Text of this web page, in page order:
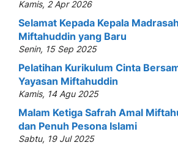
Kamis, 2 Apr 2026
Selamat Kepada Kepala
Miftahuddin yang Baru
Senin, 15 Sep 2025
Pelatihan Kurikulum Cinta
Yayasan Miftahuddin
Kamis, 14 Agu 2025
Malam Ketiga Safrah Amal
dan Penuh Pesona Islami
Sabtu, 19 Jul 2025